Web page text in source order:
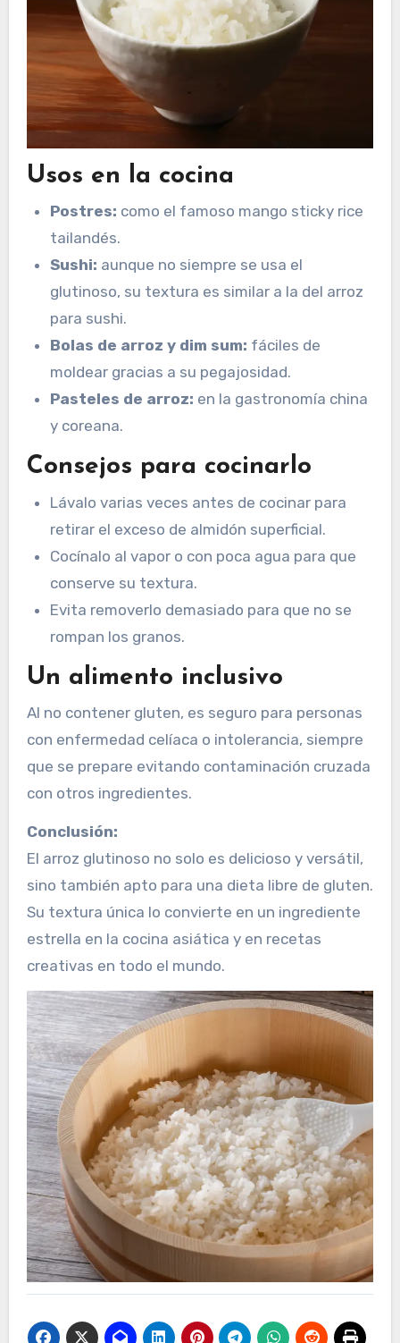
Usos en la cocina
Postres: como el famoso mango sticky rice
tailandés.
Sushi: aunque no siempre se usa el
glutinoso, su textura es similar a la del arroz
para sushi.
Bolas de arroz y dim sum: fáciles de
moldear gracias a su pegajosidad.
Pasteles de arroz: en la gastronomía china
y coreana.
Consejos para cocinarlo
Lávalo varias veces antes de cocinar para
retirar el exceso de almidón superficial.
Cocínalo al vapor o con poca agua para que
conserve su textura.
Evita removerlo demasiado para que no se
rompan los granos.
Un alimento inclusivo
Al no contener gluten, es seguro para personas
con enfermedad celíaca o intolerancia, siempre
que se prepare evitando contaminación cruzada
con otros ingredientes.
Conclusión:
El arroz glutinoso no solo es delicioso y versátil,
sino también apto para una dieta libre de gluten.
Su textura única lo convierte en un ingrediente
estrella en la cocina asiática y en recetas
creativas en todo el mundo.